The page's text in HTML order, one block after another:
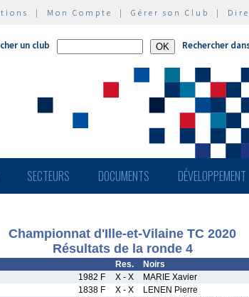
| Mon Compte | Gérer son Club |
un club Rechercher
SECTEURS DOCUMENTS DÉVELOPPEMENT
Championnat d'Ille-et-Vilaine TC 2020
Résultats de la ronde 4
Res. Noirs
1982 F X - X MARIE Xavier
1838 F X - X LENEN Pierre